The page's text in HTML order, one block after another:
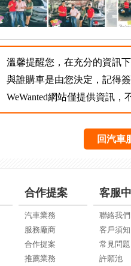
溫馨提醒您，在充分的資訊
與誰購車是由您決定，記得
WeWanted網站僅提供資訊
回汽車
合作提案
汽車業務
服務廠商
合作提案
推薦業務
客服
聯絡我們
客戶須知
常見問題
許願池